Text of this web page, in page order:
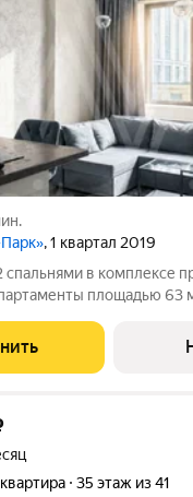
, 1 квартал 2019
спальнями в комплексе
площадью 63
многоуровневые
карнизы.
35 этаж из 41